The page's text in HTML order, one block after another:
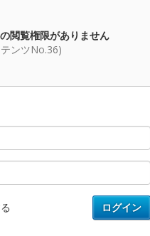
閲覧権限がありません
ンツNo.36)
ログイン